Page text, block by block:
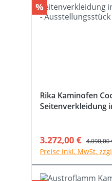
Rabatt
%
Rika Kaminofen
Seitenverkleidung
Verkaufspreis:
3.272,00 € 4.090,00
Preise inkl. MwSt.